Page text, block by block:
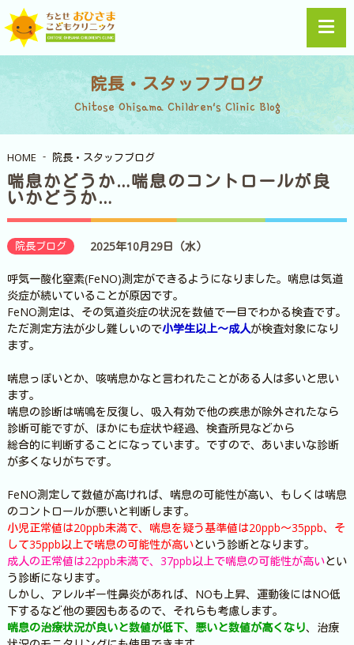
院長・スタッフブログ
Chitose Ohisama Children's Clinic Blog
HOME 院長・スタッフブログ
喘息かどうか…喘息のコントロールが良
いかどうか…
院長ブログ 2025年10月29日（水）
呼気一酸化窒素(FeNO)測定ができるようになりました。喘息は気道
炎症が続いていることが原因です。
FeNO測定は、その気道炎症の状況を数値で一目でわかる検査です。
ただ測定方法が少し難しいので小学生以上～成人が検査対象になり
ます。
喘息っぽいとか、咳喘息かなと言われたことがある人は多いと思い
ます。
喘息の診断は喘鳴を反復し、吸入有効で他の疾患が除外されたなら
診断可能ですが、ほかにも症状や経過、検査所見などから
総合的に判断することになっています。ですので、あいまいな診断
が多くなりがちです。
FeNO測定して数値が高ければ、喘息の可能性が高い、もしくは喘息
のコントロールが悪いと判断します。
小児正常値は20ppb未満で、喘息を疑う基準値は20ppb～35ppb、そ
して35ppb以上で喘息の可能性が高いという診断となります。
成人の正常値は22ppb未満で、37ppb以上で喘息の可能性が高いとい
う診断になります。
しかし、アレルギー性鼻炎があれば、NOも上昇、運動後にはNO低
下するなど他の要因もあるので、それらも考慮します。
喘息の治療状況が良いと数値が低下、悪いと数値が高くなり、治療